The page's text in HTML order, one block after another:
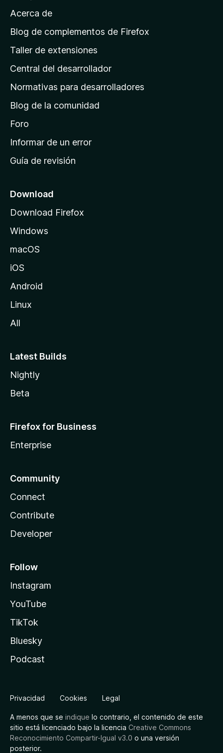
p
á
n
a
e
i
n
c
o
e
M
i
l
Acerca de
Blog de complementos de Firefox
Taller de extensiones
Central del desarrollador
Normativas para desarrolladores
Blog de la comunidad
Foro
Informar de un error
Guía de revisión
Download
Download Firefox
Windows
macOS
iOS
Android
Linux
All
Latest Builds
Nightly
Beta
Firefox for Business
Enterprise
Community
Connect
Contribute
Developer
Follow
Instagram
YouTube
TikTok
Bluesky
Podcast
Privacidad Cookies Legal
A menos que se indique lo contrario, el contenido de este
sitio está licenciado bajo la licencia Creative Commons
Reconocimiento Compartir-Igual v3.0 o una versión
posterior.